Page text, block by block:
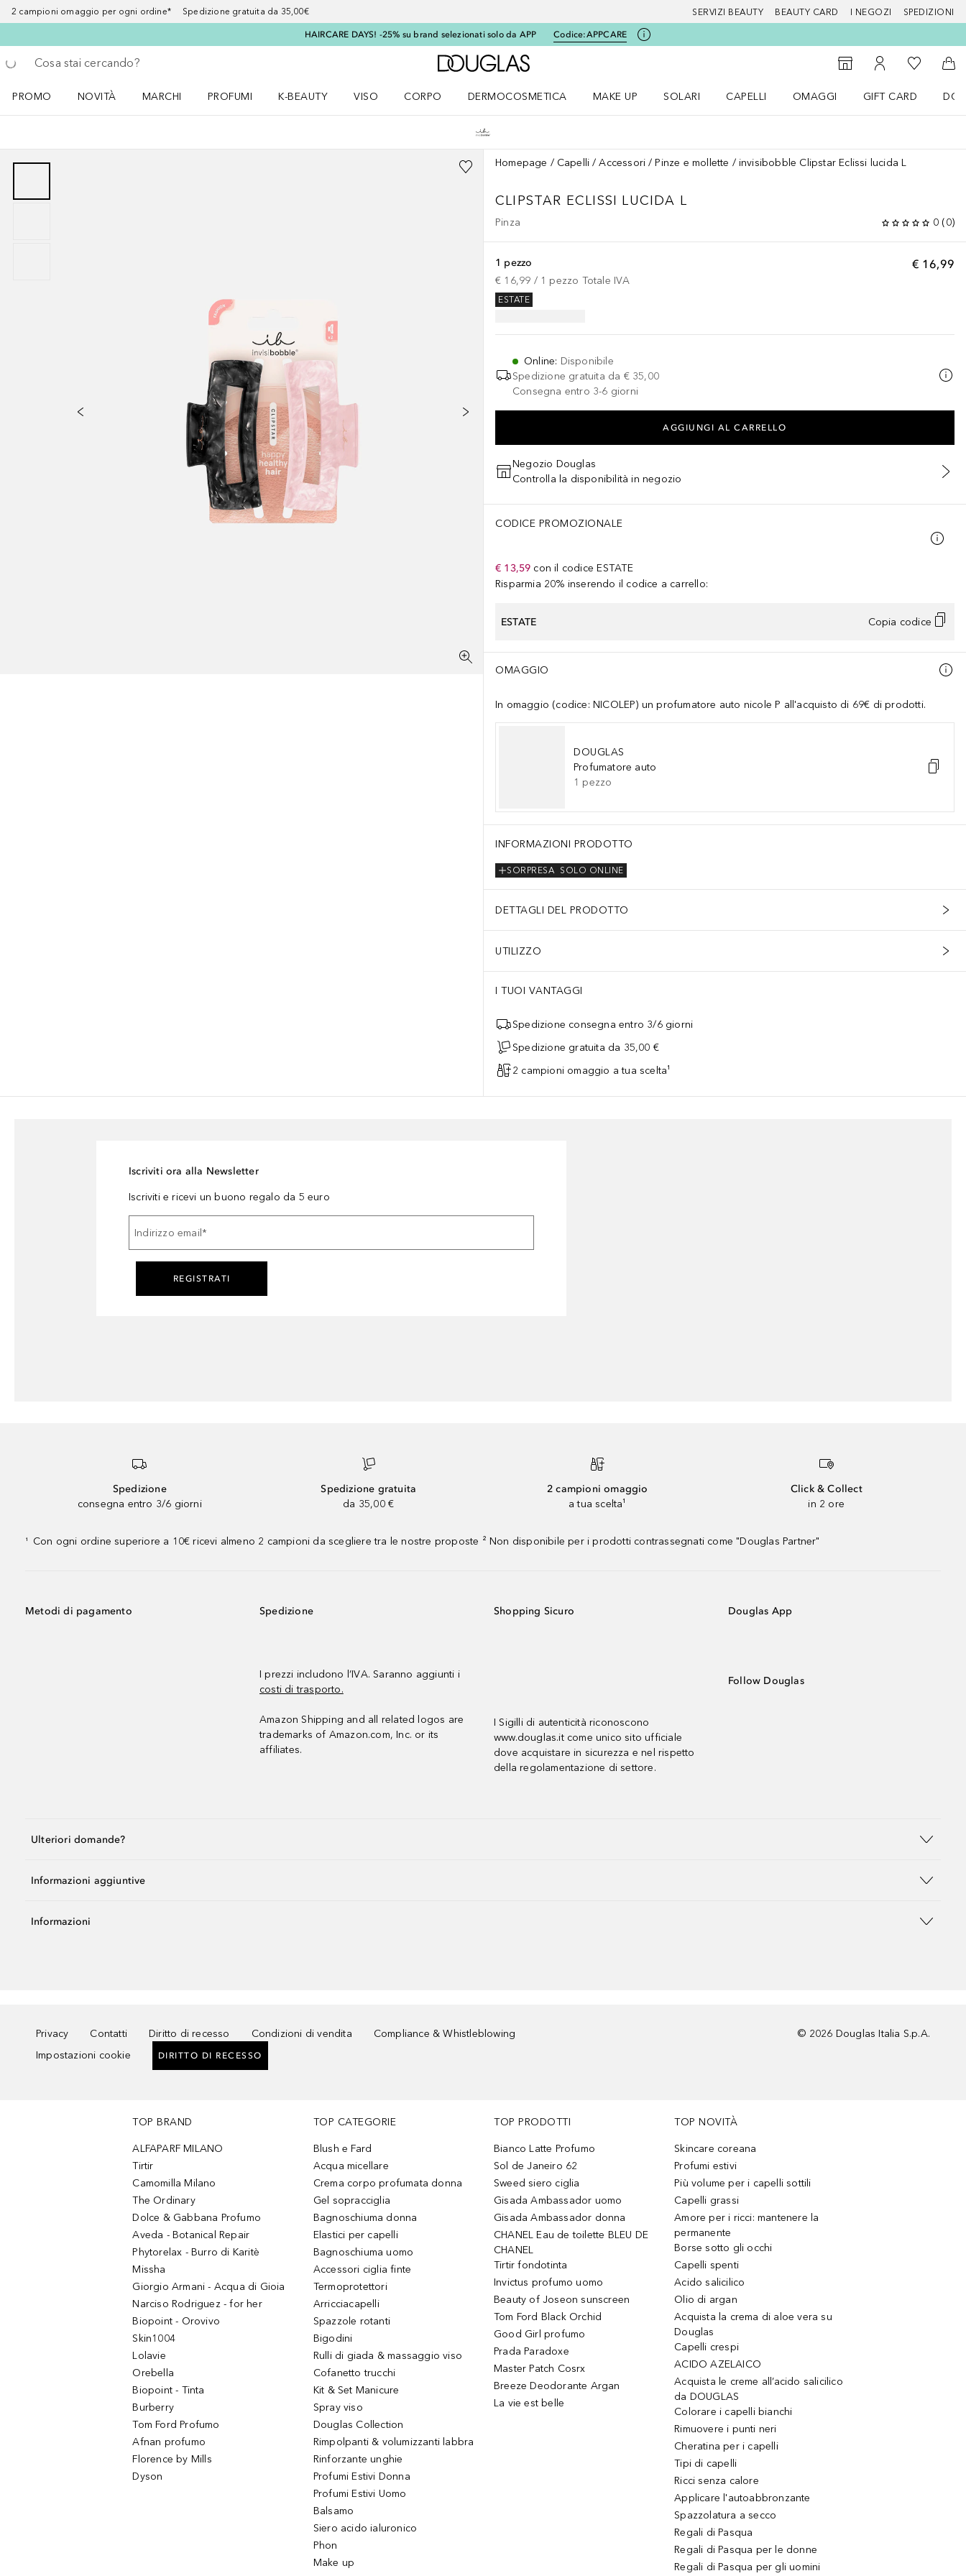
2 campioni omaggio per ogni ordine* Spedizione gratuita da 35,00€ SERVIZI BEAUTY BEAUTY CARD I NEGOZI SPEDIZIONI
HAIRCARE DAYS! -25% su brand selezionati solo da APP Codice:APPCARE
Torna indietro
Esegui ricerca
A Douglas Home
StorefinderAl Mio Account
Alla Mia
Al
PROMO
NOVITÀ
MARCHI
PROFUMI
K-BEAUTY
VISO
CORPO
DERMOCOSMETICA
MAKE UP
SOLARI
CAPELLI
OMAGGI
GIFT CARD
Homepage Capelli Accessori Pinze e mollette invisibobble Clipstar Eclissi lucida L
CLIPSTAR ECLISSI LUCIDA L
Pinza 0 (0)
€ 16,99
1 pezzo
€ 16,99 / 1 pezzo Totale IVA
ESTATE
Online: Disponibile
Spedizione gratuita da € 35,00
Consegna entro 3-6 giorni
AGGIUNGI AL CARRELLO
Negozio Douglas
Controlla la disponibilità in negozio
CODICE PROMOZIONALE
€ 13,59 con il codice ESTATE
Risparmia 20% inserendo il codice a carrello:
ESTATE Copia codice
OMAGGIO
In omaggio (codice: NICOLEP) un profumatore auto nicole P all'acquisto di 69€ di prodotti.
DOUGLAS
Profumatore auto
1 pezzo
INFORMAZIONI PRODOTTO
SOLO ONLINE
SORPRESA
DETTAGLI DEL PRODOTTO
UTILIZZO
I TUOI VANTAGGI
Spedizione consegna entro 3/6 giorni
Spedizione gratuita da 35,00 €
2 campioni omaggio a tua scelta¹
Iscriviti ora alla Newsletter
Iscriviti e ricevi un buono regalo da 5 euro
Indirizzo email *
REGISTRATI
Spedizione
consegna entro 3/6 giorni
Spedizione gratuita
da 35,00 €
2 campioni omaggio
a tua scelta¹
Click & Collect
in 2 ore
¹ Con ogni ordine superiore a 10€ ricevi almeno 2 campioni da scegliere tra le nostre proposte ² Non disponibile per i prodotti contrassegnati come "Douglas Partner"
Metodi di pagamento Spedizione
I prezzi includono l’IVA. Saranno aggiunti i
costi di trasporto.
Amazon Shipping and all related logos are
trademarks of Amazon.com, Inc. or its
affiliates.
Shopping Sicuro
I Sigilli di autenticità riconoscono
www.douglas.it come unico sito ufficiale
dove acquistare in sicurezza e nel rispetto
della regolamentazione di settore.
Douglas App
Follow Douglas
Ulteriori domande?
Informazioni aggiuntive
Informazioni
Privacy Contatti Diritto di recesso Condizioni di vendita
Compliance & Whistleblowing
Impostazioni cookie
DIRITTO DI RECESSO
© 2026 Douglas Italia S.p.A.
TOP BRAND
ALFAPARF MILANO
Tirtir
Camomilla Milano
The Ordinary
Dolce & Gabbana Profumo
Aveda - Botanical Repair
Phytorelax - Burro di Karitè
Missha
Giorgio Armani - Acqua di Gioia
Narciso Rodriguez - for her
Biopoint - Orovivo
Skin1004
Lolavie
Orebella
Biopoint - Tinta
Burberry
Tom Ford Profumo
Afnan profumo
Florence by Mills
Dyson
TOP CATEGORIE
Blush e Fard
Acqua micellare
Crema corpo profumata donna
Gel sopracciglia
Bagnoschiuma donna
Elastici per capelli
Bagnoschiuma uomo
Accessori ciglia finte
Termoprotettori
Arricciacapelli
Spazzole rotanti
Bigodini
Rulli di giada & massaggio viso
Cofanetto trucchi
Kit & Set Manicure
Spray viso
Douglas Collection
Rimpolpanti & volumizzanti labbra
Rinforzante unghie
Profumi Estivi Donna
Profumi Estivi Uomo
Balsamo
Siero acido ialuronico
Phon
Make up
TOP PRODOTTI
Bianco Latte Profumo
Sol de Janeiro 62
Sweed siero ciglia
Gisada Ambassador uomo
Gisada Ambassador donna
CHANEL Eau de toilette BLEU DE
CHANEL
Tirtir fondotinta
Invictus profumo uomo
Beauty of Joseon sunscreen
Tom Ford Black Orchid
Good Girl profumo
Prada Paradoxe
Master Patch Cosrx
Breeze Deodorante Argan
La vie est belle
TOP NOVITÀ
Skincare coreana
Profumi estivi
Più volume per i capelli sottili
Capelli grassi
Amore per i ricci: mantenere la
permanente
Borse sotto gli occhi
Capelli spenti
Acido salicilico
Olio di argan
Acquista la crema di aloe vera su
Douglas
Capelli crespi
ACIDO AZELAICO
Acquista le creme all’acido salicilico
da DOUGLAS
Colorare i capelli bianchi
Rimuovere i punti neri
Cheratina per i capelli
Tipi di capelli
Ricci senza calore
Applicare l'autoabbronzante
Spazzolatura a secco
Regali di Pasqua
Regali di Pasqua per le donne
Regali di Pasqua per gli uomini